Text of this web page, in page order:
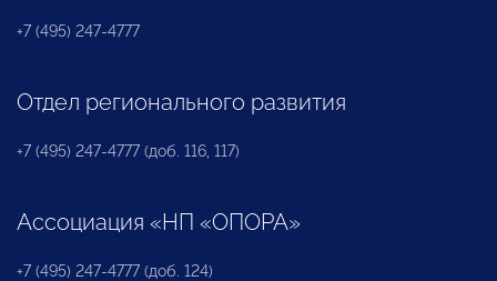
+7 (495) 247-4777
Отдел регионального развития
+7 (495) 247-4777 (доб. 116, 117)
Ассоциация «НП «ОПОРА»
+7 (495) 247-4777 (доб. 124)